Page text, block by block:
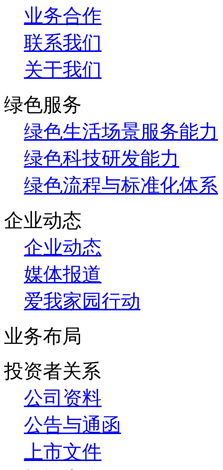
业务合作
联系我们
关于我们
绿色服务
绿色生活场景服务能力
绿色科技研发能力
绿色流程与标准化体系
企业动态
企业动态
媒体报道
爱我家园行动
业务布局
投资者关系
公司资料
公告与通函
上市文件